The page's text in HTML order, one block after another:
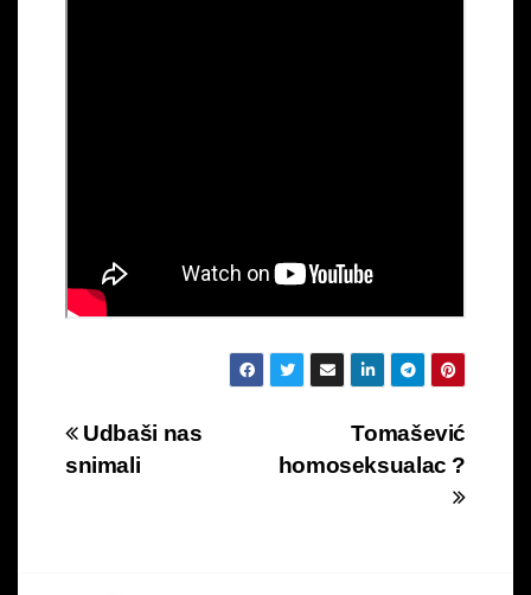
Navigacija
Tomašević
homoseksualac ?
Udbaši nas
snimali